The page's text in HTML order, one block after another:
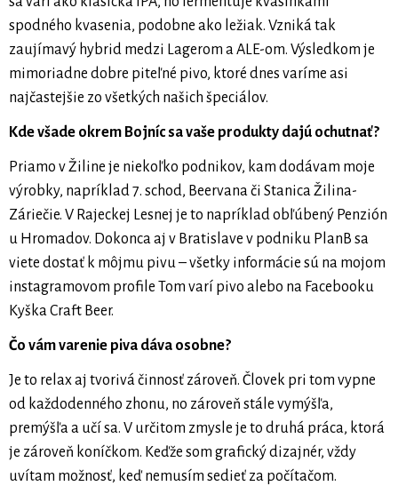
spodného kvasenia, podobne ako ležiak. Vzniká tak
zaujímavý hybrid medzi Lagerom a ALE-om. Výsledkom je
mimoriadne dobre piteľné pivo, ktoré dnes varíme asi
najčastejšie zo všetkých našich špeciálov.
Kde všade okrem Bojníc sa vaše produkty dajú ochutnať?
Priamo v Žiline je niekoľko podnikov, kam dodávam moje
výrobky, napríklad 7. schod, Beervana či Stanica Žilina-
Záriečie. V Rajeckej Lesnej je to napríklad obľúbený Penzión
u Hromadov. Dokonca aj v Bratislave v podniku PlanB sa
viete dostať k môjmu pivu – všetky informácie sú na mojom
instagramovom profile Tom varí pivo alebo na Facebooku
Kyška Craft Beer.
Čo vám varenie piva dáva osobne?
Je to relax aj tvorivá činnosť zároveň. Človek pri tom vypne
od každodenného zhonu, no zároveň stále vymýšľa,
premýšľa a učí sa. V určitom zmysle je to druhá práca, ktorá
je zároveň koníčkom. Keďže som grafický dizajnér, vždy
uvítam možnosť, keď nemusím sedieť za počítačom.